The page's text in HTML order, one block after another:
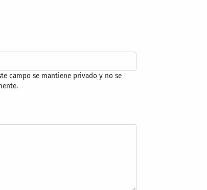
campo se mantiene privado y no se